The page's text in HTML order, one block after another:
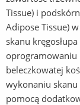
Tissue) i
Adipose Tissue)
skanu
beleczkowatej
wykonaniu skanu
pomocą